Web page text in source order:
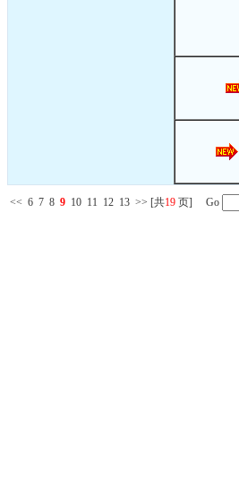
<< 6 7 8 9 10 11 12 13 >> [共19 页] Go